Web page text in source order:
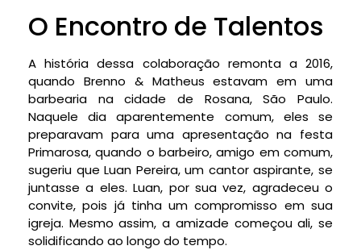
O Encontro de Talentos
A história dessa colaboração remonta a 2016,
quando Brenno & Matheus estavam em uma
barbearia na cidade de Rosana, São Paulo.
Naquele dia aparentemente comum, eles se
preparavam para uma apresentação na festa
Primarosa, quando o barbeiro, amigo em comum,
sugeriu que Luan Pereira, um cantor aspirante, se
juntasse a eles. Luan, por sua vez, agradeceu o
convite, pois já tinha um compromisso em sua
igreja. Mesmo assim, a amizade começou ali, se
solidificando ao longo do tempo.